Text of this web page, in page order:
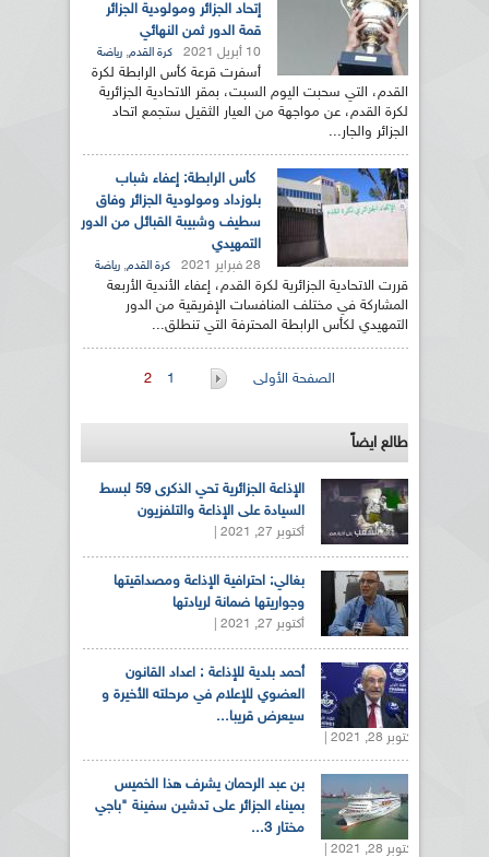
إتحاد الجزائر ومولودية الجزائر
قمة الدور ثمن النهائي
10 أبريل 2021 كرة القدم, رياضة
أسفرت قرعة كأس الرابطة لكرة
القدم، التي سحبت اليوم السبت، بمقر الاتحادية الجزائرية
لكرة القدم، عن مواجهة من العيار الثقيل ستجمع اتحاد
الجزائر والجار...
كأس الرابطة: إعفاء شباب
بلوزداد ومولودية الجزائر وفاق
سطيف وشبيبة القبائل من الدور
التمهيدي
28 فبراير 2021 كرة القدم, رياضة
قررت الاتحادية الجزائرية لكرة القدم، إعفاء الأندية الأربعة
المشاركة في مختلف المنافسات الإفريقية من الدور
التمهيدي لكأس الرابطة المحترفة التي تنطلق...
الصفحاتالصفحة الأولى 1
2
طالع ايضاً
الإذاعة الجزائرية تحي الذكرى 59 لبسط
السيادة على الإذاعة والتلفزيون
أكتوبر 27, 2021 |
بغالي: احترافية الإذاعة ومصداقيتها
وجواريتها ضمانة لريادتها
أكتوبر 27, 2021 |
أحمد بلدية للإذاعة : اعداد القانون
العضوي للإعلام في مرحلته الأخيرة و
سيعرض قريبا...
أكتوبر 28, 2021 |
بن عبد الرحمان يشرف هذا الخميس
بميناء الجزائر على تدشين سفينة "باجي
مختار 3...
أكتوبر 28, 2021 |